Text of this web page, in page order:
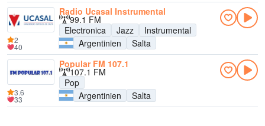
Radio Ucasal Instrumental
99.1 FM
Electronica
Jazz
Instrumental
Argentinien
Salta
2
40
Popular FM 107.1
107.1 FM
Pop
Argentinien
Salta
3.6
33